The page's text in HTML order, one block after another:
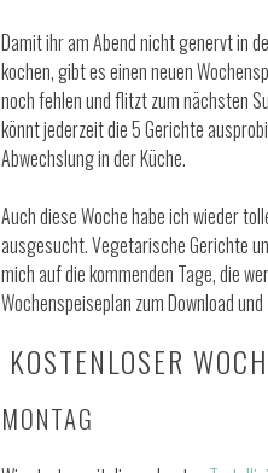
Damit ihr am Abend nicht genervt in
kochen, gibt es einen neuen
noch fehlen und flitzt zum nächsten
könnt jederzeit die 5 Gerichte
Abwechslung in der Küche.
Auch diese Woche habe ich wieder
ausgesucht. Vegetarische Gerichte
mich auf die kommenden Tage, die
Wochenspeiseplan zum Download
KOSTENLOSER
MONTAG